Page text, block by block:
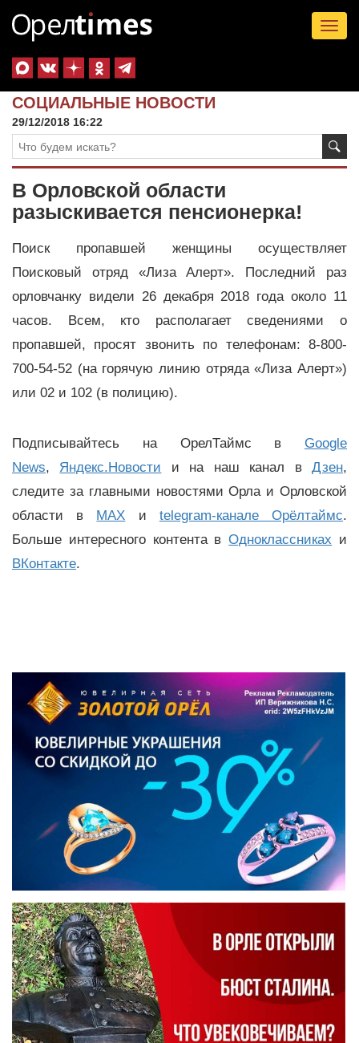
СОЦИАЛЬНЫЕ НОВОСТИ
29/12/2018 16:22
В Орловской области
разыскивается пенсионерка!
Поиск пропавшей женщины осуществляет
Поисковый отряд «Лиза Алерт». Последний раз
орловчанку видели 26 декабря 2018 года около 11
часов. Всем, кто располагает сведениями о
пропавшей, просят звонить по телефонам: 8-800-
700-54-52 (на горячую линию отряда «Лиза Алерт»)
или 02 и 102 (в полицию).
Подписывайтесь на ОрелТаймс в Google
News, Яндекс.Новости и на наш канал вДзен,
следите за главными новостями Орла и Орловской
области в MAX и telegram-канале Орёлтаймс.
Больше интересного контента вОдноклассниках и
ВКонтакте.